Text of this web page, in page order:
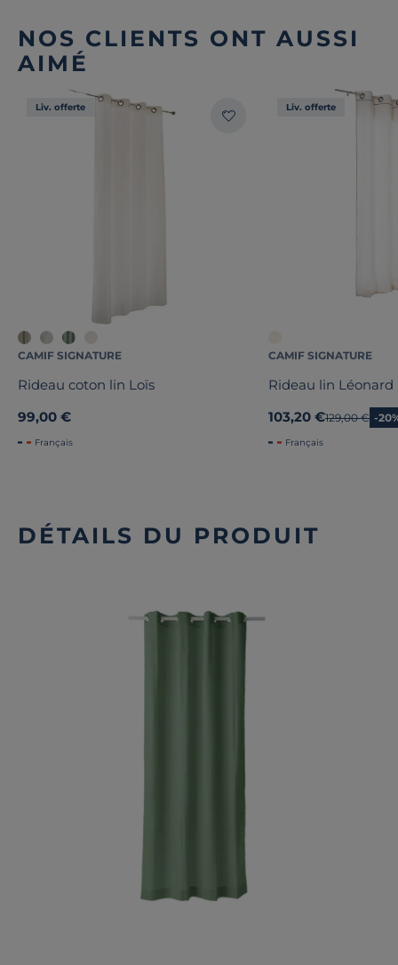
NOS CLIENTS ONT AUSSI
AIMÉ
Liv. offerte
CAMIF SIGNATURE
Rideau coton lin Loïs
99,00 €
Français
Liv. offerte
CAMIF SIGNATURE
Rideau lin Léonard
103,20 €Ancien prix
129,00 € -
Français
DÉTAILS DU PRODUIT